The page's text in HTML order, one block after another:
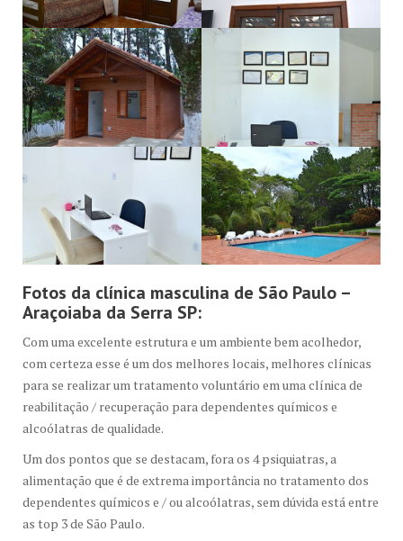
Fotos da clínica masculina de São Paulo –
Araçoiaba da Serra SP:
Com uma excelente estrutura e um ambiente bem acolhedor,
com certeza esse é um dos melhores locais, melhores clínicas
para se realizar um tratamento voluntário em uma clínica de
reabilitação / recuperação para dependentes químicos e
alcoólatras de qualidade.
Um dos pontos que se destacam, fora os 4 psiquiatras, a
alimentação que é de extrema importância no tratamento dos
dependentes químicos e / ou alcoólatras, sem dúvida está entre
as top 3 de São Paulo.